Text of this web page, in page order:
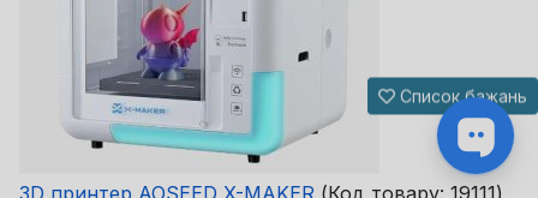
3D принтер AOSEED X-MAKER (Код товару: 19111)
Список бажань